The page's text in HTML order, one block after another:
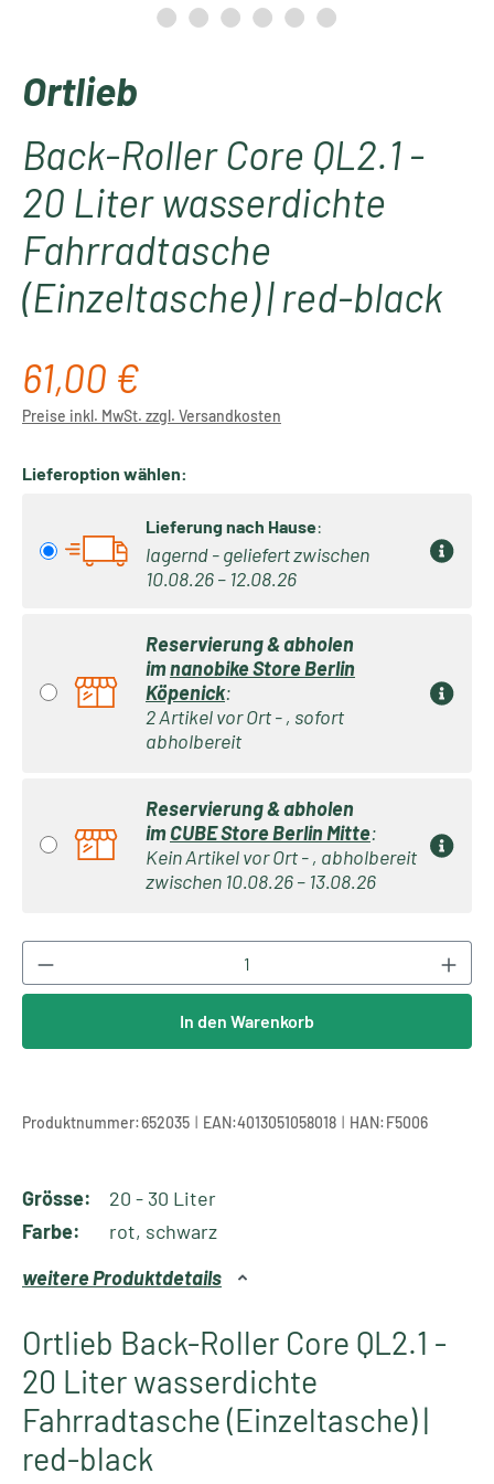
Ortlieb
Back-Roller Core QL2.1 -
20 Liter wasserdichte
Fahrradtasche
(Einzeltasche) | red-black
Regulärer Preis:
61,00 €
Preise inkl. MwSt. zzgl. Versandkosten
Lieferoption wählen:
Lieferung nach Hause:
lagernd - geliefert zwischen
10.08.26 – 12.08.26
Reservierung & abholen
imnanobike Store Berlin
Köpenick:
2 Artikel vor Ort - , sofort
abholbereit
Reservierung & abholen
imCUBE Store Berlin Mitte:
Kein Artikel vor Ort - , abholbereit
zwischen 10.08.26 – 13.08.26
Produkt Anzahl: Gib den gewünschten
In den Warenkorb
Produktnummer:652035 | EAN:4013051058018 | HAN:F5006
Grösse:
20 - 30 Liter
Farbe:
rot, schwarz
weitere Produktdetails
Ortlieb Back-Roller Core QL2.1 -
20 Liter wasserdichte
Fahrradtasche (Einzeltasche) |
red-black